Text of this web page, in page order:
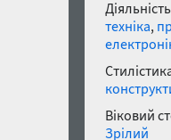
техніка,
Віковий
Зрілий